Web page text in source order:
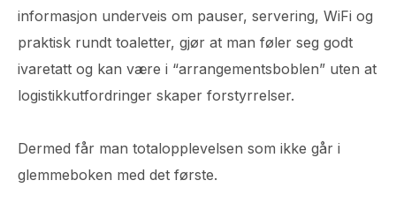
informasjon underveis om pauser, servering, WiFi og
praktisk rundt toaletter, gjør at man føler seg godt
ivaretatt og kan være i “arrangementsboblen” uten at
logistikkutfordringer skaper forstyrrelser.
Dermed får man totalopplevelsen som ikke går i
glemmeboken med det første.